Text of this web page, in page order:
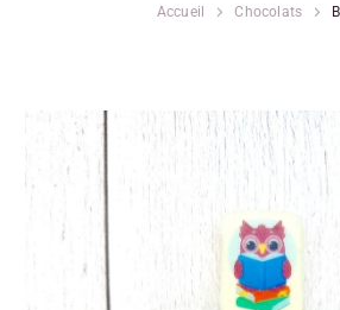
Accueil Chocolats